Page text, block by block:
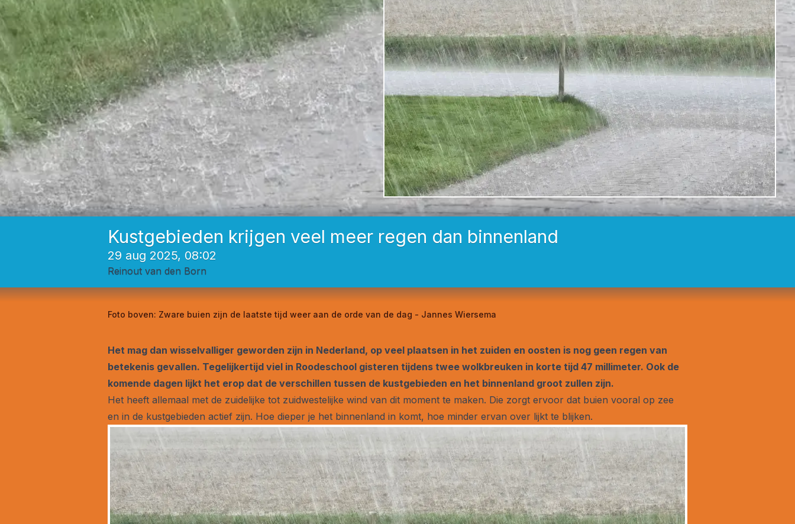
Kustgebieden krijgen veel meer regen dan binnenland
29 aug 2025, 08:02
Reinout van den Born
Foto boven: Zware buien zijn de laatste tijd weer aan de orde van de dag - Jannes Wiersema
Het mag dan wisselvalliger geworden zijn in Nederland, op veel plaatsen in het zuiden en oosten is nog geen regen van
betekenis gevallen. Tegelijkertijd viel in Roodeschool gisteren tijdens twee wolkbreuken in korte tijd 47 millimeter. Ook de
komende dagen lijkt het erop dat de verschillen tussen de kustgebieden en het binnenland groot zullen zijn.
Het heeft allemaal met de zuidelijke tot zuidwestelijke wind van dit moment te maken. Die zorgt ervoor dat buien vooral op zee
en in de kustgebieden actief zijn. Hoe dieper je het binnenland in komt, hoe minder ervan over lijkt te blijken.